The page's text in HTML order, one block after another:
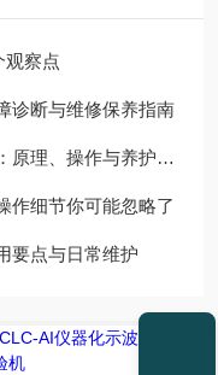
观察点
诊断与维修保养指南
理、操作与养护技巧
作细节你可能忽略了
要点与日常维护